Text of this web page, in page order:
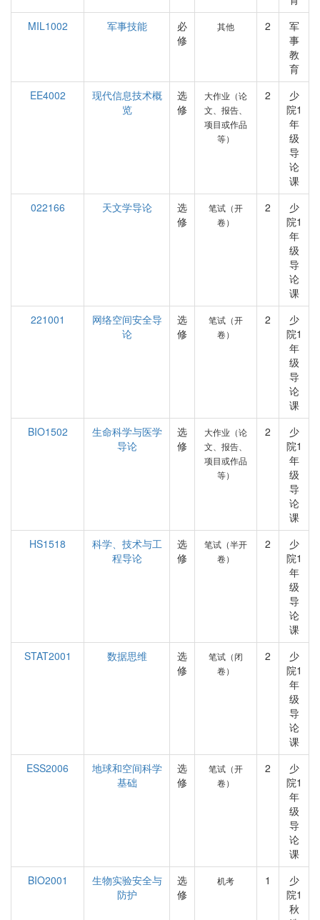
MIL1002
军事技能
必
修
其他 2
军
事
教
育
EE4002
现代信息技术概
览
选
修
大作业（论
文、报告、
项目或作品
等）
2
少
院1
年
级
导
论
课
022166
天文学导论
选
修
笔试（开
卷）
2
少
院1
年
级
导
论
课
221001
网络空间安全导
论
选
修
笔试（开
卷）
2
少
院1
年
级
导
论
课
BIO1502
生命科学与医学
导论
选
修
大作业（论
文、报告、
项目或作品
等）
2
少
院1
年
级
导
论
课
HS1518
科学、技术与工
程导论
选
修
笔试（半开
卷）
2
少
院1
年
级
导
论
课
STAT2001
数据思维
选
修
笔试（闭
卷）
2
少
院1
年
级
导
论
课
ESS2006
地球和空间科学
基础
选
修
笔试（开
卷）
2
少
院1
年
级
导
论
课
BIO2001
生物实验安全与
防护
选
修
机考 1
少
院1
秋